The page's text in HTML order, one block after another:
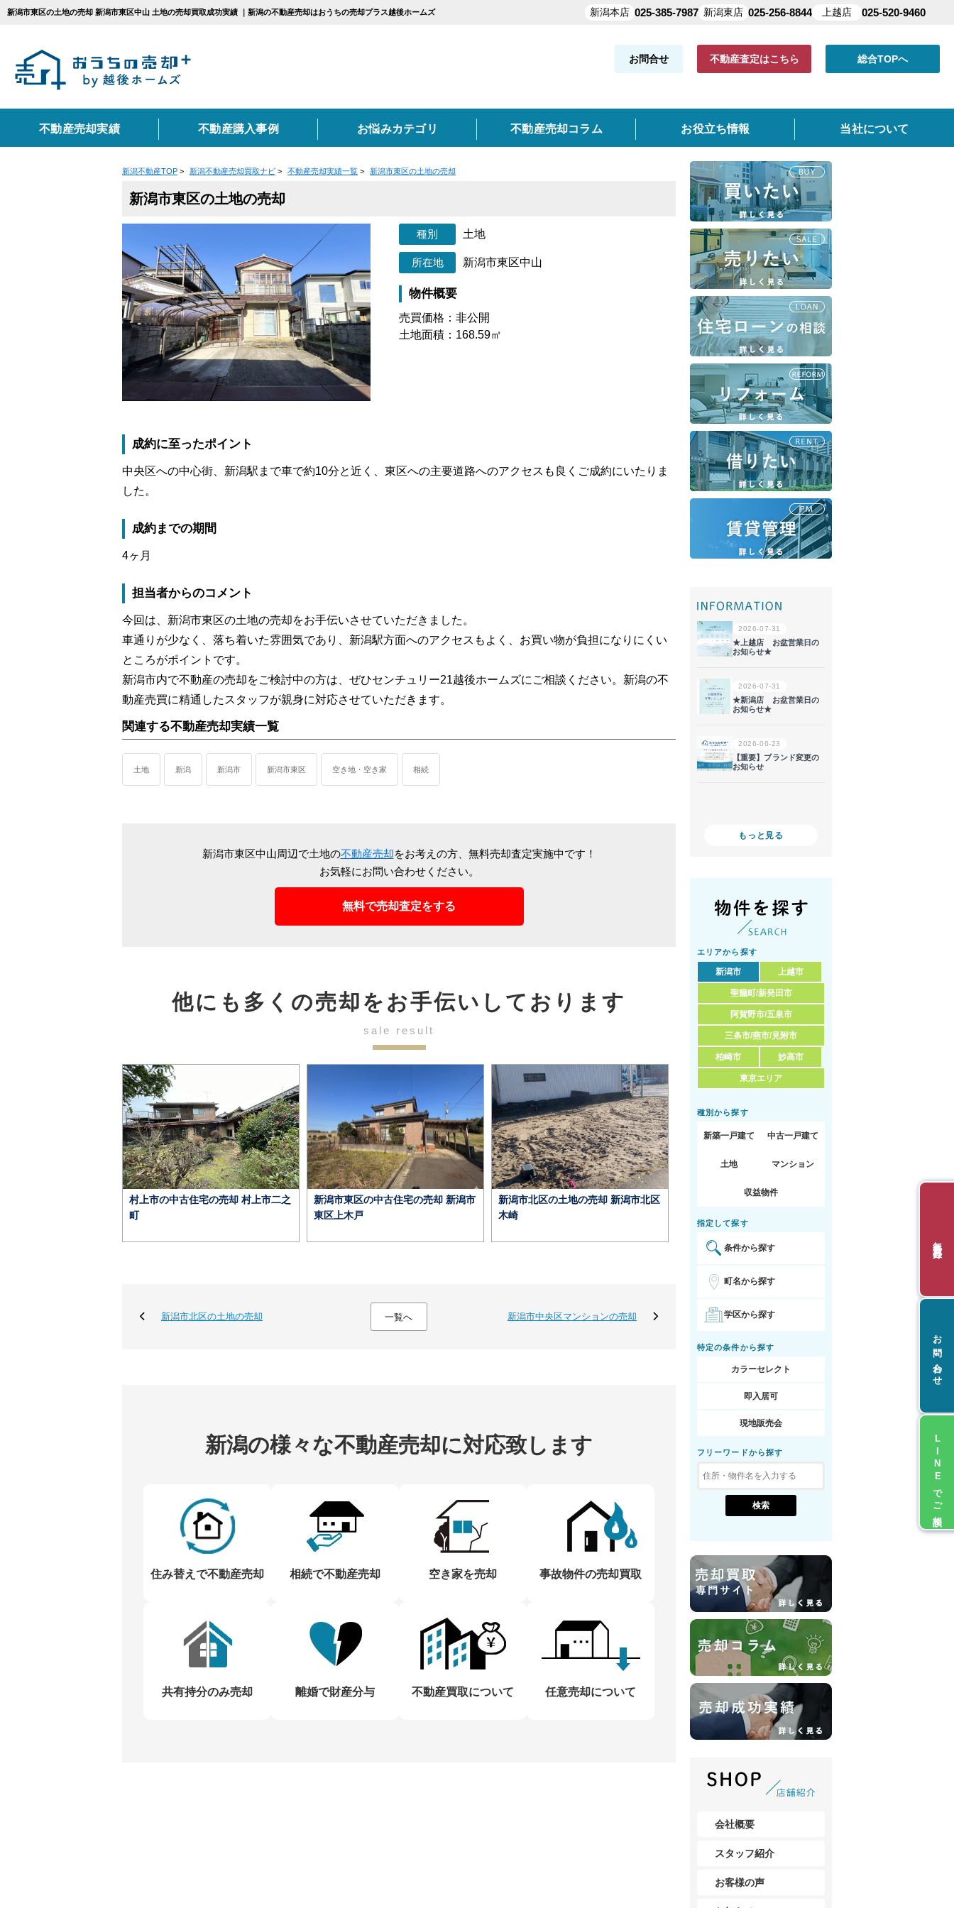
新潟市東区の土地の売却 新潟市東区中山 土地の売却買取成功実績 ｜新潟の不動産売却はおうちの売却プラス越後ホームズ
お問合せ 不動産査定はこちら 総合TOPへ
不動産売却実績
エリアから不動産売却実績を探す
新潟市 上越市 新発田市・聖籠町 妙高市
種別から不動産売却実績を探す
戸建て マンション 土地 収益物件
カテゴリーから不動産売却実績を探す
相続 住み替え 買取り 移住・転勤 共有持分
不動産購入事例 お悩みカテゴリ
カテゴリ別お悩み一覧
相続 住み替え 買取 空き家 離婚
不動産売却コラム お役立ち情報
不動産売却に関するお役立ち情報
売却の流れ 仲介と買取の違い 不動産売却時の諸費用 よくある質問 仲介手数料について
不動産売却に必要な書類 どんな業者を選ぶべき？ 売却価格の決め方 売却クイック査定とは
コンテンツ一覧
売却査定事例 購入希望者 マンションカタログ
当社について
新潟不動産TOP > 新潟不動産売却買取ナビ > 不動産売却実績一覧 > 新潟市東区の土地の売却
新潟市東区の土地の売却
土地
新潟市東区中山
物件概要
売買価格：非公開
土地面積：168.59㎡
成約に至ったポイント
中央区への中心街、新潟駅まで車で約10分と近く、東区への主要道路へのアクセスも良くご成約にいたりま
した。
成約までの期間
4ヶ月
担当者からのコメント
今回は、新潟市東区の土地の売却をお手伝いさせていただきました。
車通りが少なく、落ち着いた雰囲気であり、新潟駅方面へのアクセスもよく、お買い物が負担になりにくい
ところがポイントです。
新潟市内で不動産の売却をご検討中の方は、ぜひセンチュリー21越後ホームズにご相談ください。新潟の不
動産売買に精通したスタッフが親身に対応させていただきます。
関連する不動産売却実績一覧
土地 新潟 新潟市 新潟市東区 空き地・空き家 相続
新潟市東区中山周辺で土地の不動産売却をお考えの方、 無料売却査定実施中です！
お気軽にお問い合わせください。
無料で売却査定をする
他にも多くの売却を お手伝いしております
sale result
新潟市北区の土地の売却 一覧へ 新潟市中央区マンションの売却
新潟の様々な不動産売却に対応致します
住み替えで不動産売却 相続で不動産売却 空き家を売却 事故物件の売却買取
共有持分のみ売却 離婚で財産分与 不動産買取について 任意売却について
もっと見る
エリアから探す
新潟市 上越市
聖籠町/新発田市
阿賀野市/五泉市
三条市/燕市/見附市
柏崎市 妙高市
東京エリア
種別から探す
新築一戸建て 中古一戸建て
土地 マンション
収益物件
指定して探す
条件から探す
町名から探す
学区から探す
特定の条件から探す
カラーセレクト
即入居可
現地販売会
フリーワードから探す
会社概要
スタッフ紹介
お客様の声
新潟本店 025-385-7987 新潟東店 025-256-8844 上越店 025-520-9460
お問い合わせ
LINEでご相談